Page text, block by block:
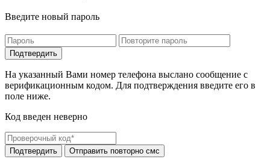
Введите новый пароль
На указанный Вами номер телефона выслано сообщение с
верификационным кодом. Для подтверждения введите его в
поле ниже.
Код введен неверно